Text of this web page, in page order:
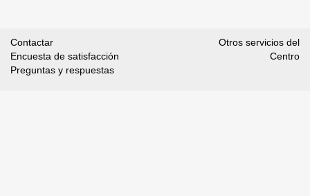
Contactar
Encuesta de satisfacción
Preguntas y respuestas
Otros servicios del
Centro